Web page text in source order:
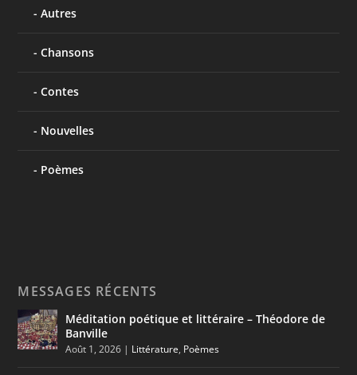
Autres
Chansons
Contes
Nouvelles
Poèmes
MESSAGES RÉCENTS
Méditation poétique et littéraire – Théodore de
Banville
Août 1, 2026 | Littérature, Poèmes